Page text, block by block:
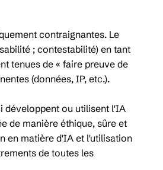
contraignantes. Le
; contestabilité) en tant
tenues de « faire preuve de
(données, IP, etc.).
développent ou utilisent l'IA
de manière éthique, sûre et
en matière d'IA et l'utilisation
de toutes les